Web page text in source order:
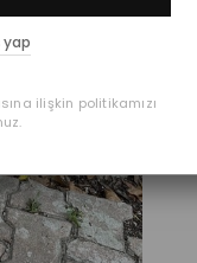
ilişkin politikamızı